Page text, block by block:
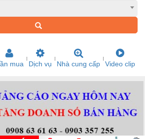
mua Dịch vụ Nhà cung cấp Video clip